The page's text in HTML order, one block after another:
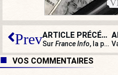
Prev ARTICLE PRÉCÉDENT
Sur France Info, la propagande ne prend pas de vacances
VOS COMMENTAIRES